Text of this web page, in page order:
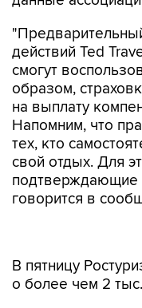
действий Ted
смогут
образом,
на выплату
Напомним, что
тех, кто
свой отдых. Для
подтверждающие
говорится в
В пятницу
о более чем 2